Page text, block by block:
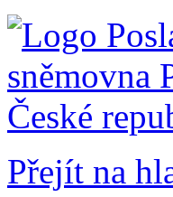
Přejít na